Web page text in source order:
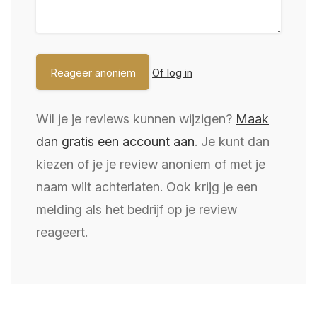
Of log in
Wil je je reviews kunnen wijzigen? Maak
dan gratis een account aan. Je kunt dan
kiezen of je je review anoniem of met je
naam wilt achterlaten. Ook krijg je een
melding als het bedrijf op je review
reageert.